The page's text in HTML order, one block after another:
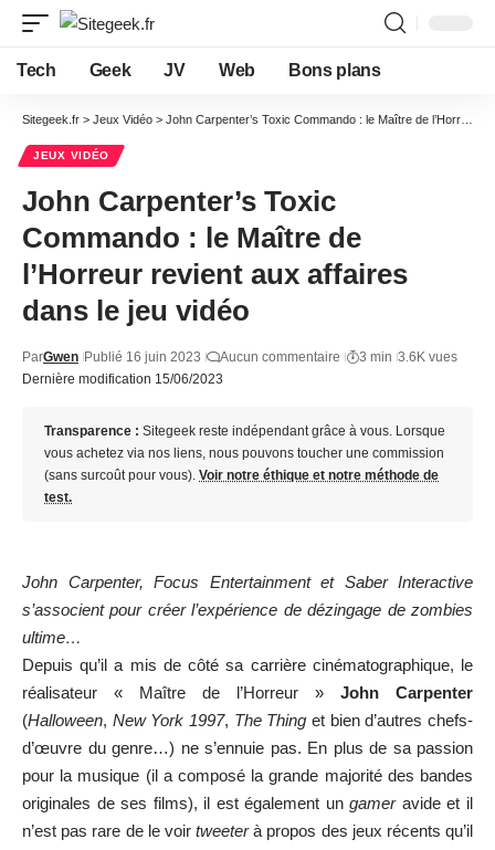
Tech Geek JV Web Bons plans
Sitegeek.fr > Jeux Vidéo > John Carpenter’s Toxic Commando : le Maître de l’Horreur revient aux affaires dans le jeu vidéo
JEUX VIDÉO
John Carpenter’s Toxic
Commando : le Maître de
l’Horreur revient aux affaires
dans le jeu vidéo
Dernière modification 15/06/2023
ParGwen Publié 16 juin 2023 Aucun commentaire 3 min 3.6K vues
Transparence : Sitegeek reste indépendant grâce à vous. Lorsque
vous achetez via nos liens, nous pouvons toucher une commission
(sans surcoût pour vous). Voir notre éthique et notre méthode de
test.
John Carpenter, Focus Entertainment et Saber Interactive
s’associent pour créer l’expérience de dézingage de zombies
ultime…
Depuis qu’il a mis de côté sa carrière cinématographique, le
réalisateur « Maître de l’Horreur » John Carpenter
(Halloween, New York 1997, The Thing et bien d’autres chefs-
d’œuvre du genre…) ne s’ennuie pas. En plus de sa passion
pour la musique (il a composé la grande majorité des bandes
originales de ses films), il est également ungameravide et il
n’est pas rare de le voir tweeterà propos des jeux récents qu’il